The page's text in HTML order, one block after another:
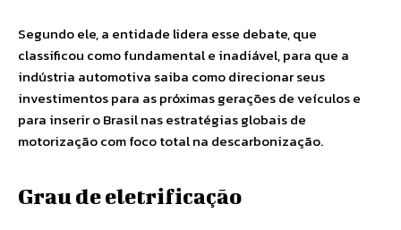
Segundo ele, a entidade lidera esse debate, que
classificou como fundamental e inadiável, para que a
indústria automotiva saiba como direcionar seus
investimentos para as próximas gerações de veículos e
para inserir o Brasil nas estratégias globais de
motorização com foco total na descarbonização.
Grau de eletrificação